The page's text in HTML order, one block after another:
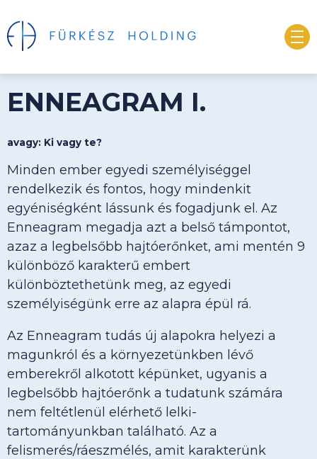
ENNEAGRAM I.
avagy: Ki vagy te?
Minden ember egyedi személyiséggel
rendelkezik és fontos, hogy mindenkit
egyéniségként lássunk és fogadjunk el. Az
Enneagram megadja azt a belső támpontot,
azaz a legbelsőbb hajtóerőnket, ami mentén 9
különböző karakterű embert
különböztethetünk meg, az egyedi
személyiségünk erre az alapra épül rá.
Az Enneagram tudás új alapokra helyezi a
magunkról és a környezetünkben lévő
emberekről alkotott képünket, ugyanis a
legbelsőbb hajtóerőnk a tudatunk számára
nem feltétlenül elérhető lelki-
tartományunkban található. Az a
felismerés/ráeszmélés, amit karakterünk